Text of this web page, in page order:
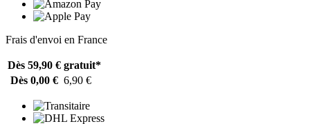
Frais d'envoi en France
Dès 59,90 € gratuit*
Dès 0,00 € 6,90 €